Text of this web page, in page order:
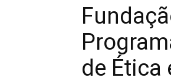
de Ética